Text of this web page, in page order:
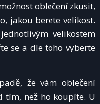
oblečení zkusit,
jakou berete velikost.
velikostem
se a dle toho vyberte
že vám oblečení
tím, než ho koupíte. U